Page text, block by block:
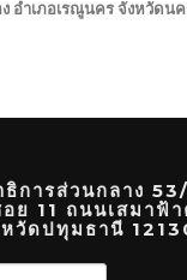
อำเภอเรณูนคร จังหวัดน
การส่วนกลาง
ย 11 ถนนเสมาฟ้
หวัดปทุมธานี